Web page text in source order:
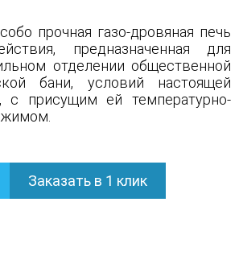
прочная газо-дровяная печь
предназначенная для
отделении общественной
бани, условий настоящей
с присущим ей температурно-
Заказать в 1 клик